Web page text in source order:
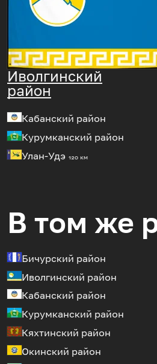
Иволгинский
район
Кабанский район
Курумканский район
Улан-Удэ 120 км
В том же
Бичурский район
Иволгинский район
Кабанский район
Курумканский район
Кяхтинский район
Окинский район